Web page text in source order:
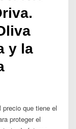
y la
que tiene el
proteger el